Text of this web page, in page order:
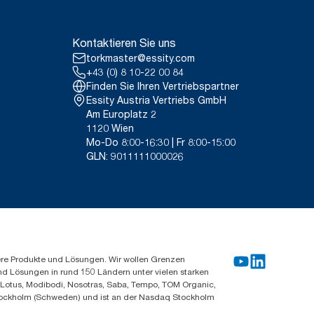
nach Verwendungszweck
(LCA), die alle
Da es sich bei diesen Daten
Berichterstattung für spezielle
Fußabdruck aller Tork
von Strom aus erneuerbaren
verifiziert und bestätigt ist.
externen Stellen geprüften
100889 und 120454
Kontaktieren Sie uns
torkmaster@essity.com
+43 (0) 8 10-22 00 84
Finden Sie Ihren Vertriebspartner
Essity Austria Vertriebs GmbH
Am Europlatz 2
1120 Wien
Mo-Do 8:00-16:30 | Fr 8:00-15:00
GLN: 9011111000026
Produkte und Lösungen. Wir wollen Grenzen
Lösungen in rund 150 Ländern unter vielen starken
Modibodi, Nosotras, Saba, Tempo, TOM Organic,
(Schweden) und ist an der Nasdaq Stockholm